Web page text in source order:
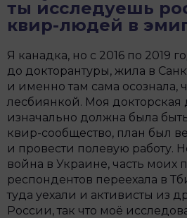
ты исследуешь
квир-людей в
Я канадка, но с 2016 по 2019
до докторантуры, жила в
и именно там сама осознала,
лесбиянкой. Моя докторская
изначально должна была
квир-сообщество, план был
и провести полевую работу.
война в Украине, часть моих
респондентов переехала в
туда уехали и активисты из
России, так что моё